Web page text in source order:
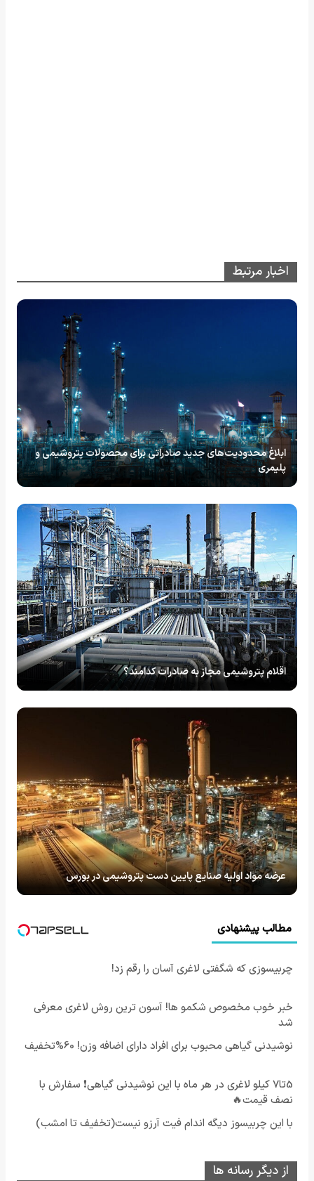
اخبار مرتبط
ابلاغ محدودیت‌های جدید صادراتی برای محصولات پتروشیمی و
پلیمری
اقلام پتروشیمی مجاز به صادرات کدامند؟
عرضه مواد اولیه صنایع پایین دست پتروشیمی در بورس
مطالب پیشنهادی
چربیسوزی که شگفتی لاغری آسان را رقم زد!
خبر خوب مخصوص شکمو ها! آسون ترین روش لاغری معرفی
شد
نوشیدنی گیاهی محبوب برای افراد دارای اضافه وزن! 60%تخفیف
5تا7 کیلو لاغری در هر ماه با این نوشیدنی گیاهی❗ سفارش با
نصف قیمت🔥
با این چربیسوز دیگه اندام فیت آرزو نیست(تخفیف تا امشب)
از دیگر رسانه ها